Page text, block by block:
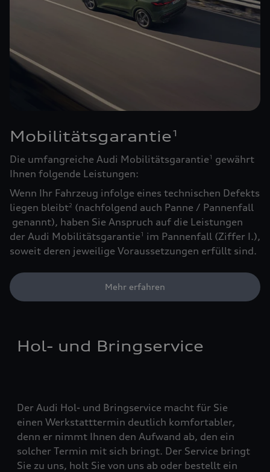
Mobilitätsgarantie1
Die umfangreiche Audi Mobilitätsgarantie1
gewährt
Ihnen folgende Leistungen:
Wenn Ihr Fahrzeug infolge eines technischen Defekts
liegen bleibt2 (nachfolgend auch Panne / Pannenfall
genannt), haben Sie Anspruch auf die Leistungen
der Audi Mobilitätsgarantie1
im Pannenfall (Ziffer I.),
soweit deren jeweilige Voraussetzungen erfüllt sind.
Mehr erfahren
Hol- und Bringservice
Der Audi Hol- und Bringservice macht für Sie
einen Werkstatttermin deutlich komfortabler,
denn er nimmt Ihnen den Aufwand ab, den ein
solcher Termin mit sich bringt. Der Service bringt
Sie zu uns, holt Sie von uns ab oder bestellt ein